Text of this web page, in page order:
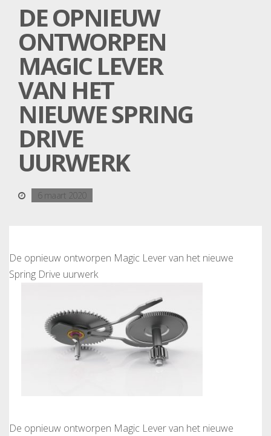
DE OPNIEUW
ONTWORPEN
MAGIC LEVER
VAN HET
NIEUWE SPRING
DRIVE
UURWERK
6 maart 2020
De opnieuw ontworpen Magic Lever van het nieuwe
Spring Drive uurwerk
De opnieuw ontworpen Magic Lever van het nieuwe